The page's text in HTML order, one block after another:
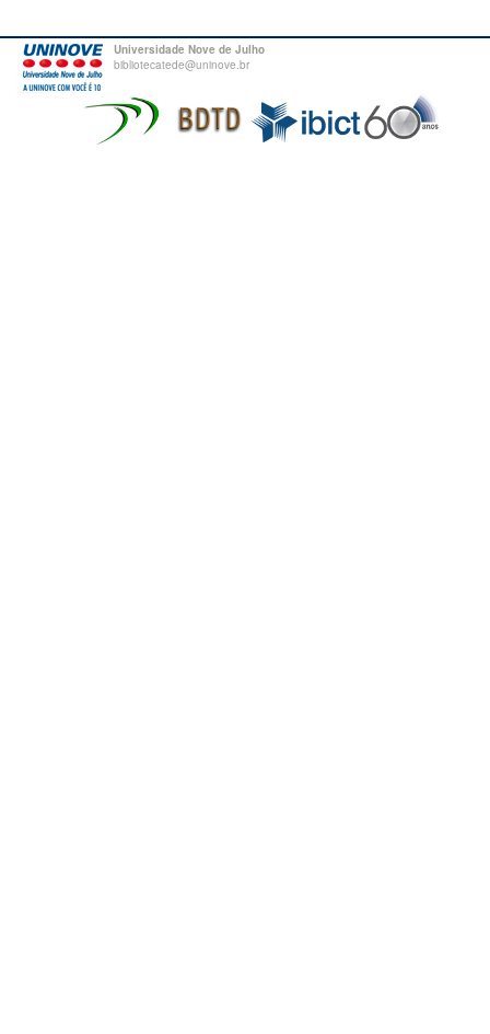
Universidade Nove de Julho
bibliotecatede@uninove.br